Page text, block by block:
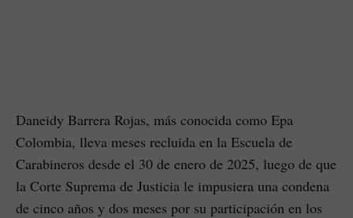
Daneidy Barrera Rojas, más conocida como Epa
Colombia, lleva meses recluida en la Escuela de
Carabineros desde el 30 de enero de 2025, luego de que
la Corte Suprema de Justicia le impusiera una condena
de cinco años y dos meses por su participación en los